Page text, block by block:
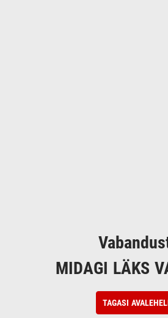
MIDAGI LÄKS
TAGASI